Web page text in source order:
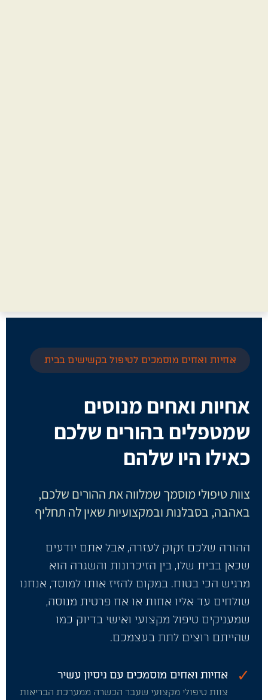
אחיות ואחים מוסמכים לטיפול בקשישים בבית
אחיות ואחים מנוסים
שמטפלים בהורים שלכם
כאילו היו שלהם
צוות טיפולי מוסמך שמלווה את ההורים שלכם,
באהבה, בסבלנות ובמקצועיות שאין לה תחליף
ההורה שלכם זקוק לעזרה, אבל אתם יודעים
שכאן בבית שלו, בין הזיכרונות והשגרה הוא
מרגיש הכי בטוח. במקום להזיז אותו למוסד, אנחנו
שולחים עד אליו אחות או אח פרטית מנוסה,
שמעניקים טיפול מקצועי ואישי בדיוק כמו
שהייתם רוצים לתת בעצמכם.
✓ אחיות ואחים מוסמכים עם ניסיון עשיר
צוות טיפולי מקצועי שעבר הכשרה ממערכת הבריאות